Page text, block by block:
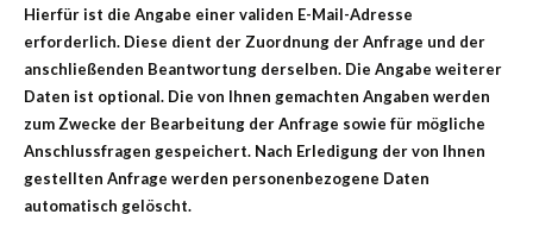
Hierfür ist die Angabe einer validen E-Mail-Adresse
erforderlich. Diese dient der Zuordnung der Anfrage und der
anschließenden Beantwortung derselben. Die Angabe weiterer
Daten ist optional. Die von Ihnen gemachten Angaben werden
zum Zwecke der Bearbeitung der Anfrage sowie für mögliche
Anschlussfragen gespeichert. Nach Erledigung der von Ihnen
gestellten Anfrage werden personenbezogene Daten
automatisch gelöscht.